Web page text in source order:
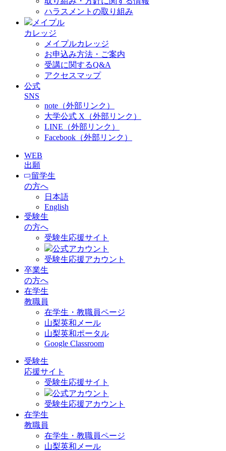
ハラスメントの取り組み
メイプル
カレッジ
メイプルカレッジ
お申込み方法・ご案内
受講に関するQ&A
アクセスマップ
公式
SNS
note（外部リンク）
大学公式 X（外部リンク）
LINE（外部リンク）
Facebook（外部リンク）
WEB
出願
留学生
の方へ
日本語
English
受験生
の方へ
受験生応援サイト
公式アカウント
受験生応援アカウント
卒業生
の方へ
在学生
教職員
在学生・教職員ページ
山梨英和メール
山梨英和ポータル
Google Classroom
受験生
応援サイト
受験生応援サイト
公式アカウント
受験生応援アカウント
在学生
教職員
在学生・教職員ページ
山梨英和メール